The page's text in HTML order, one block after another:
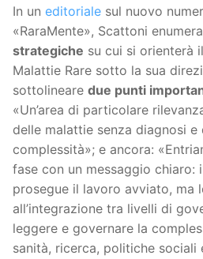
In un editoriale sul nuovo
«RaraMente», Scattoni
strategiche su cui si orienterà
Malattie Rare sotto la sua
sottolineare due punti
«Un’area di particolare
delle malattie senza diagnosi e
complessità»; e ancora:
fase con un messaggio chiaro:
prosegue il lavoro avviato, ma
all’integrazione tra livelli di
leggere e governare la
sanità, ricerca, politiche sociali